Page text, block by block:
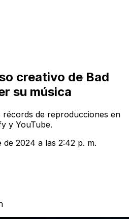
creativo de Bad
su música
récords de reproducciones en
y YouTube.
de 2024 a las 2:42 p. m.